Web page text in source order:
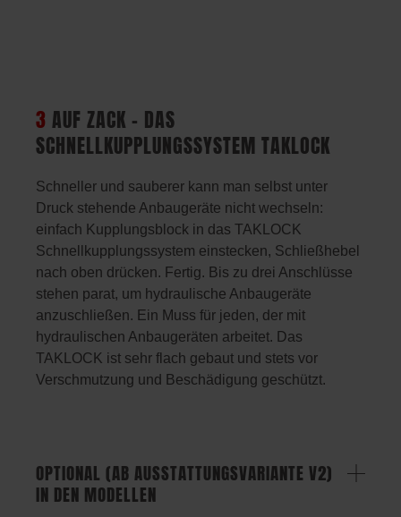
3 AUF ZACK – DAS
SCHNELLKUPPLUNGSSYSTEM TAKLOCK
Schneller und sauberer kann man selbst unter
Druck stehende Anbaugeräte nicht wechseln:
einfach Kupplungsblock in das TAKLOCK
Schnellkupplungssystem einstecken, Schließhebel
nach oben drücken. Fertig. Bis zu drei Anschlüsse
stehen parat, um hydraulische Anbaugeräte
anzuschließen. Ein Muss für jeden, der mit
hydraulischen Anbaugeräten arbeitet. Das
TAKLOCK ist sehr flach gebaut und stets vor
Verschmutzung und Beschädigung geschützt.
OPTIONAL (AB AUSSTATTUNGSVARIANTE V2)
IN DEN MODELLEN